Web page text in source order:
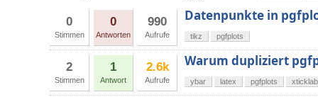
0
Stimmen
0
Antworten
990
Aufrufe
Datenpunkte in
tikz pgfplots
2
Stimmen
1
Antwort
2.6k
Aufrufe
Warum dupliziert
ybar latex pgfplots